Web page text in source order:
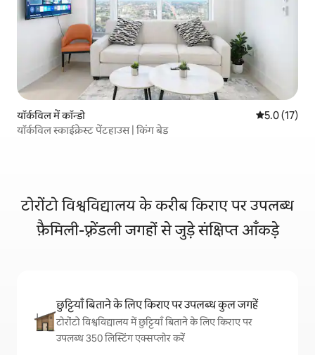
यॉर्कविल में कॉन्डो औसत रेटिंग 5
5.0 (17)
यॉर्कविल स्काईक्रेस्ट पेंटहाउस | किंग बेड
टोरोंटो विश्वविद्यालय के करीब किराए पर उपलब्ध
फ़ैमिली-फ़्रेंडली जगहों से जुड़े संक्षिप्त आँकड़े
छुट्टियाँ बिताने के लिए किराए पर उपलब्ध कुल जगहें
टोरोंटो विश्वविद्यालय में छुट्टियाँ बिताने के लिए किराए पर
उपलब्ध 350 लिस्टिंग एक्सप्लोर करें